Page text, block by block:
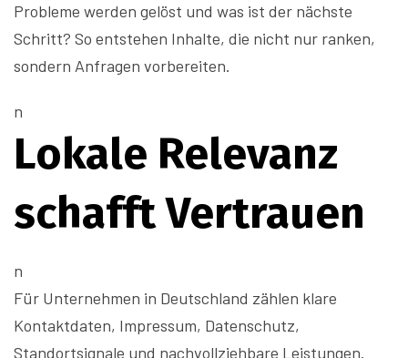
Probleme werden gelöst und was ist der nächste
Schritt? So entstehen Inhalte, die nicht nur ranken,
sondern Anfragen vorbereiten.
n
Lokale Relevanz
schafft Vertrauen
n
Für Unternehmen in Deutschland zählen klare
Kontaktdaten, Impressum, Datenschutz,
Standortsignale und nachvollziehbare Leistungen.